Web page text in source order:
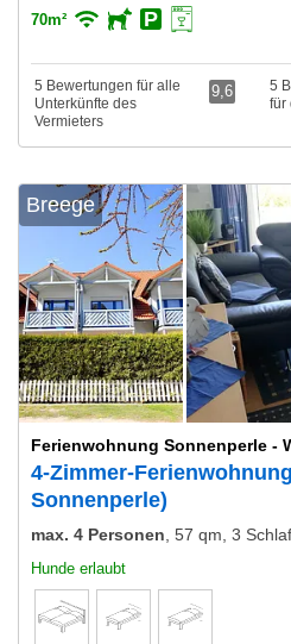
70m²
5 Bewertungen für alle
Unterkünfte des
Vermieters
9,6
5
für
Breege
Ferienwohnung Sonnenperle -
4-Zimmer-
Sonnenperle)
max. 4 Personen 57 qm, 3
Hunde erlaubt